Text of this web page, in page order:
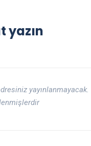
yazın
yayınlanmayacak.